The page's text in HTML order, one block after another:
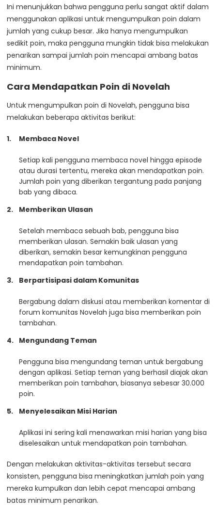
Ini menunjukkan bahwa pengguna perlu sangat aktif dalam
menggunakan aplikasi untuk mengumpulkan poin dalam
jumlah yang cukup besar. Jika hanya mengumpulkan
sedikit poin, maka pengguna mungkin tidak bisa melakukan
penarikan sampai jumlah poin mencapai ambang batas
minimum.
Cara Mendapatkan Poin di Novelah
Untuk mengumpulkan poin di Novelah, pengguna bisa
melakukan beberapa aktivitas berikut:
Membaca Novel
Setiap kali pengguna membaca novel hingga episode
atau durasi tertentu, mereka akan mendapatkan poin.
Jumlah poin yang diberikan tergantung pada panjang
bab yang dibaca.
Memberikan Ulasan
Setelah membaca sebuah bab, pengguna bisa
memberikan ulasan. Semakin baik ulasan yang
diberikan, semakin besar kemungkinan pengguna
mendapatkan poin tambahan.
Berpartisipasi dalam Komunitas
Bergabung dalam diskusi atau memberikan komentar di
forum komunitas Novelah juga bisa memberikan poin
tambahan.
Mengundang Teman
Pengguna bisa mengundang teman untuk bergabung
dengan aplikasi. Setiap teman yang berhasil diajak akan
memberikan poin tambahan, biasanya sebesar 30.000
poin.
Menyelesaikan Misi Harian
Aplikasi ini sering kali menawarkan misi harian yang bisa
diselesaikan untuk mendapatkan poin tambahan.
Dengan melakukan aktivitas-aktivitas tersebut secara
konsisten, pengguna bisa meningkatkan jumlah poin yang
mereka kumpulkan dan lebih cepat mencapai ambang
batas minimum penarikan.